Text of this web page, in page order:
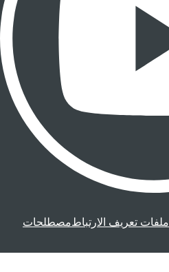
ملفات تعريف الارتباطمصطلحات